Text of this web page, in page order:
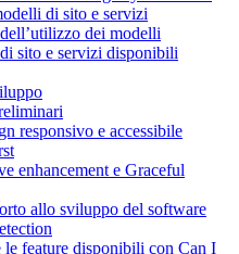
di sito e servizi
dei modelli
sito e servizi disponibili
responsivo e accessibile
enhancement e Graceful
allo sviluppo del software
le feature disponibili con Can I